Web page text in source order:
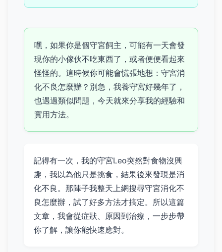
嘿，如果你是個守宮飼主，可能有一天會發
現你的小傢伙不吃東西了，或者便便看起來
怪怪的。這時候你可能會慌張地想：守宮消
化不良怎麼辦？別急，我養守宮好幾年了，
也遇過類似問題，今天就來分享我的經驗和
實用方法。
記得有一次，我的守宮Leo突然對食物沒興
趣，我以為他只是挑食，結果後來發現是消
化不良。那陣子我整天上網搜尋守宮消化不
良怎麼辦，試了好多方法才搞定。所以這篇
文章，我會從症狀、原因到治療，一步步帶
你了解，讓你能快速應對。